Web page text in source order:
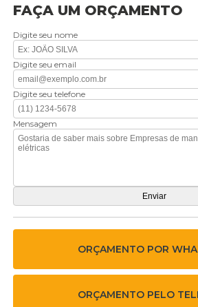
FAÇA UM ORÇAMENTO
Digite seu nome
Digite seu email
Digite seu telefone
Mensagem
ORÇAMENTO POR
ORÇAMENTO PELO